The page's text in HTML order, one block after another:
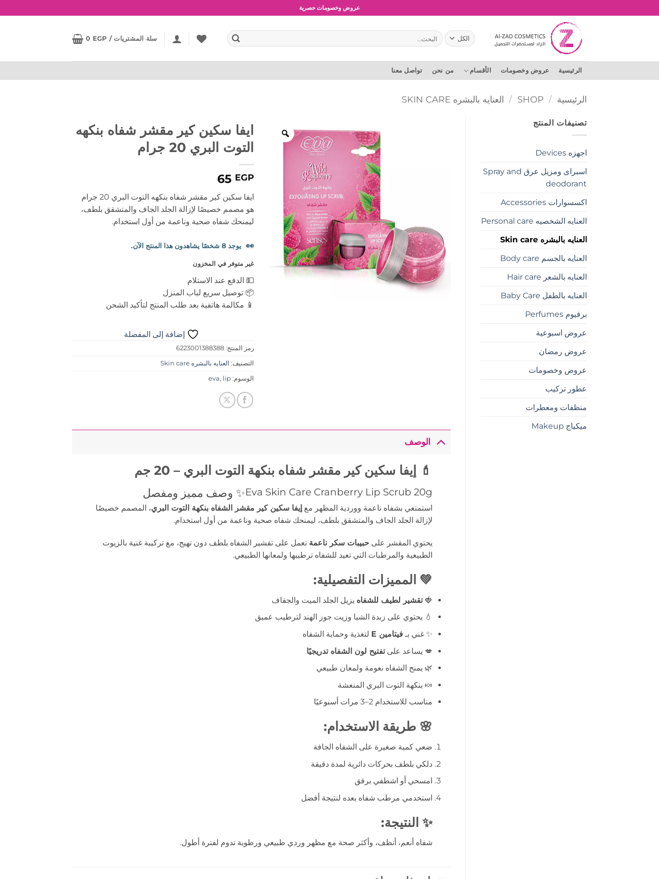
للمحتوى
شحن مجاني للطلبات بقيمة 1500 جنية أو أكثر
البحث
عن:
سلة المشتريات / 0 EGP
الرئيسية عروض وخصومات الأقسام من نحن تواصل معنا
الرئيسية /
SHOP
/ العنايه بالبشره SKIN CARE
تصنيفات المنتج
اجهزه Devices
اسبراى ومزيل عرق Spray and
deodorant
اكسسوارات Accessories
العنايه الشخصيه Personal care
العنايه بالبشره Skin care
العنايه بالجسم Body care
العنايه بالشعر Hair care
العنايه بالطفل Baby Care
برفيوم Perfumes
عروض اسبوعية
عروض رمضان
عروض وخصومات
عطور تركيب
منظفات ومعطرات
ميكياج Makeup
ايفا سكين كير مقشر شفاه بنكهه
التوت البري 20 جرام
65 EGP
ايفا سكين كير مقشر شفاه بنكهه التوت البري 20 جرام
هو مصمم خصيصًا لإزالة الجلد الجاف والمتشقق بلطف،
ليمنحك شفاه صحية وناعمة من أول استخدام.
👀 يوجد 8 شخصًا يشاهدون هذا المنتج الآن.
غير متوفر في المخزون
💵 الدفع عند الاستلام
📦 توصيل سريع لباب المنزل
📱 مكالمة هاتفية بعد طلب المنتج لتأكيد الشحن
إضافة إلى المفضلة
رمز المنتج:6223001388388
التصنيف: العنايه بالبشره Skin care
الوسوم: eva, lip
الوصف
💄 إيفا سكين كير مقشر شفاه بنكهة التوت البري – 20 جم
Eva Skin Care Cranberry Lip Scrub 20g✨ وصف مميز ومفصل
استمتعي بشفاه ناعمة ووردية المظهر معإيفا سكين كير مقشر الشفاه بنكهة التوت البري، المصمم خصيصًا
لإزالة الجلد الجاف والمتشقق بلطف، ليمنحك شفاه صحية وناعمة من أول استخدام.
يحتوي المقشر علىحبيبات سكر ناعمة تعمل على تقشير الشفاه بلطف دون تهيج، مع تركيبة غنية بالزيوت
الطبيعية والمرطبات التي تعيد للشفاه ترطيبها ولمعانها الطبيعي.
💚 المميزات التفصيلية:
🍓تقشير لطيف للشفاه يزيل الجلد الميت والجفاف
💧 يحتوي على زبدة الشيا وزيت جوز الهند لترطيب عميق
✨ غني بـ فيتامين E
لتغذية وحماية الشفاه
💋 يساعد علىتفتيح لون الشفاه تدريجيًا
🌿 يمنح الشفاه نعومة ولمعان طبيعي
🍬 بنكهة التوت البري المنعشة
مناسب للاستخدام 2–3 مرات أسبوعيًا
🌸 طريقة الاستخدام:
ضعي كمية صغيرة على الشفاه الجافة
دلكي بلطف بحركات دائرية لمدة دقيقة
امسحي أو اشطفي برفق
استخدمي مرطب شفاه بعده لنتيجة أفضل
✨ النتيجة:
شفاه أنعم، أنظف، وأكثر صحة مع مظهر وردي طبيعي ورطوبة تدوم لفترة أطول.